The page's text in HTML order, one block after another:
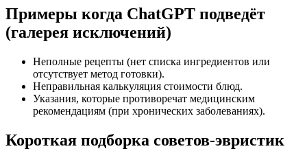
Примеры когда ChatGPT подведёт
(галерея исключений)
Неполные рецепты (нет списка ингредиентов или
отсутствует метод готовки).
Неправильная калькуляция стоимости блюд.
Указания, которые противоречат медицинским
рекомендациям (при хронических заболеваниях).
Короткая подборка советов-эвристик